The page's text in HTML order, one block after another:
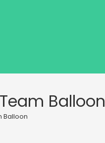
Balloon
Balloon